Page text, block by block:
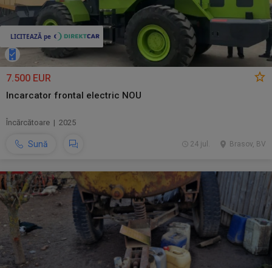
7.500 EUR
Incarcator frontal electric NOU
Încărcătoare | 2025
Sună Brasov, BV
24 jul.